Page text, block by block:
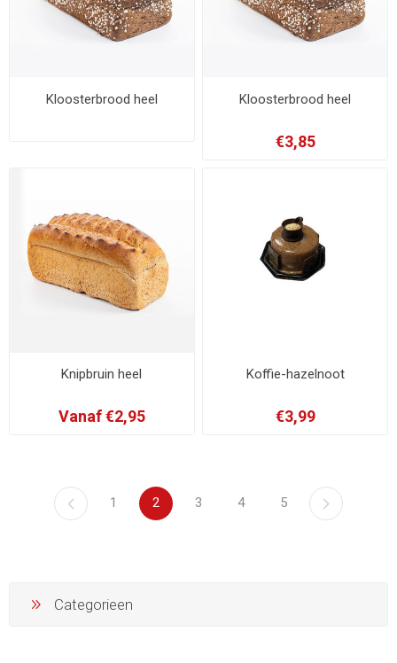
Kloosterbrood heel Kloosterbrood heel
€3,85
Knipbruin heel
Vanaf €2,95
Koffie-hazelnoot
€3,99
1 2 3 4 5
Categorieen